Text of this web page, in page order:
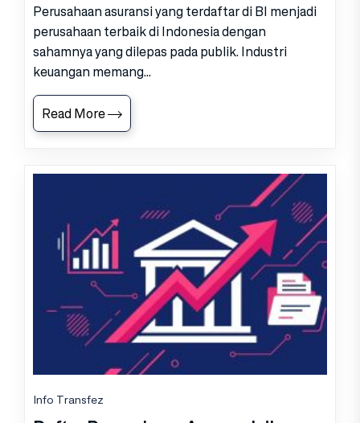
Perusahaan asuransi yang terdaftar di BI menjadi
perusahaan terbaik di Indonesia dengan
sahamnya yang dilepas pada publik. Industri
keuangan memang...
Read More
Info Transfez